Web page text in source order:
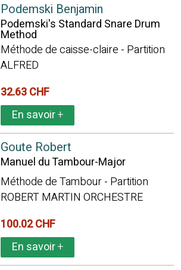
Podemski Benjamin
Podemski's Standard Snare Drum
Method
Méthode de caisse-claire - Partition
ALFRED
32.63 CHF
En savoir+
Goute Robert
Manuel du Tambour-Major
Méthode de Tambour - Partition
ROBERT MARTIN ORCHESTRE
100.02 CHF
En savoir+